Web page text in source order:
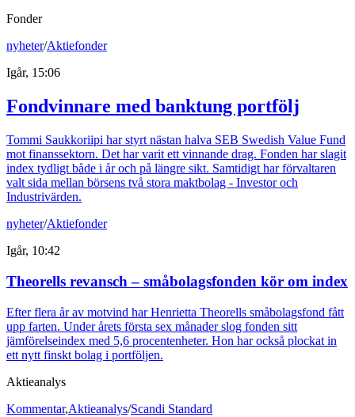
Fonder
nyheter/Aktiefonder
Igår, 15:06
Fondvinnare med banktung portfölj
Tommi Saukkoriipi har styrt nästan halva SEB Swedish Value Fund
mot finanssektorn. Det har varit ett vinnande drag. Fonden har slagit
index tydligt både i år och på längre sikt. Samtidigt har förvaltaren
valt sida mellan börsens två stora maktbolag - Investor och
Industrivärden.
nyheter/Aktiefonder
Igår, 10:42
Theorells revansch – småbolagsfonden kör om index
Efter flera år av motvind har Henrietta Theorells småbolagsfond fått
upp farten. Under årets första sex månader slog fonden sitt
jämförelseindex med 5,6 procentenheter. Hon har också plockat in
ett nytt finskt bolag i portföljen.
Aktieanalys
Kommentar,Aktieanalys/Scandi Standard